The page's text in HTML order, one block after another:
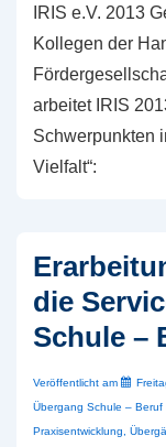
IRIS e.V. 2013
Kollegen der
arbeitet IRIS
Schwerpunkten
Vielfalt“:
die
Schule –
Veröffentlicht am
Übergang Schule – Beruf
Praxisentwicklung